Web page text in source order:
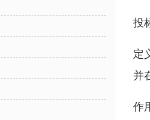
投
定
并
作